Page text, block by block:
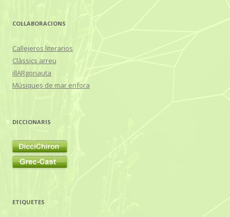
COL·LABORACIONS
Callejeros literarios
Clàssics arreu
illARgonauta
Músiques de mar enfora
DICCIONARIS
ETIQUETES